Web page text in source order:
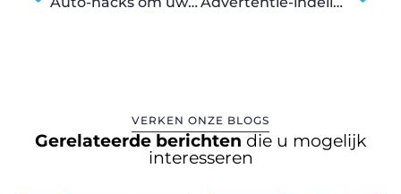
VERKEN ONZE BLOGS
Gerelateerde berichten die u mogelijk
interesseren